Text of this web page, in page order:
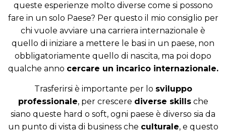
queste esperienze molto diverse come si possono
fare in un solo Paese? Per questo il mio consiglio per
chi vuole avviare una carriera internazionale è
quello di iniziare a mettere le basi in un paese, non
obbligatoriamente quello di nascita, ma poi dopo
qualche anno cercare un incarico internazionale.
Trasferirsi è importante per lo sviluppo
professionale, per crescere diverse skillsche
siano queste hard o soft, ogni paese è diverso sia da
un punto di vista di business che culturale, e questo